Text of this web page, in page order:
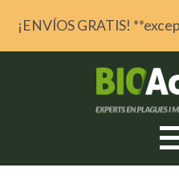
¡ENVÍOS GRATIS!